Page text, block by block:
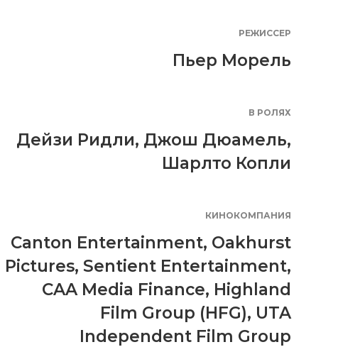
РЕЖИССЕР
Пьер Морель
В РОЛЯХ
Дейзи Ридли, Джош Дюамель,
Шарлто Копли
КИНОКОМПАНИЯ
Canton Entertainment, Oakhurst
Pictures, Sentient Entertainment,
CAA Media Finance, Highland
Film Group (HFG), UTA
Independent Film Group